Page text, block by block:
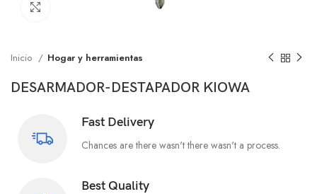
Inicio Hogar y herramientas
DESARMADOR-DESTAPADOR KIOWA
Fast Delivery
Chances are there wasn't there wasn't a process.
Best Quality